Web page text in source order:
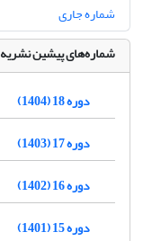
شماره جاری
شماره‌های پیشین نشریه
دوره 18 (1404)
دوره 17 (1403)
دوره 16 (1402)
دوره 15 (1401)